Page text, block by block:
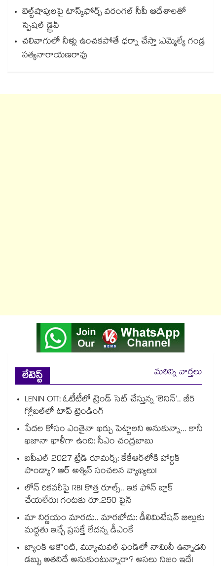
బెల్ట్‌‌‌‌‌‌‌‌‌‌‌‌‌‌‌‌‌‌‌‌‌‌‌‌‌‌‌‌‌‌‌‌షాపులపై టాస్క్‌‌‌‌‌‌‌‌‌‌‌‌‌‌‌‌‌‌‌‌‌‌‌‌‌‌‌‌‌‌‌‌ఫోర్స్ వరంగల్‌‌‌‌‌‌‌‌‌‌‌‌‌‌‌‌‌‌‌‌‌‌‌‌‌‌‌‌‌‌‌‌ సీపీ ఆదేశాలతో
స్పెషల్ డ్రైవ్‌‌‌‌‌‌‌‌‌‌‌‌‌‌‌‌‌‌‌‌‌‌‌‌‌‌‌‌‌‌‌‌
చలివాగులో నీళ్లు ఉంచకపోతే ధర్నా చేస్తా :ఎమ్మెల్యే గండ్ర
సత్యనారాయణరావు
లేటెస్ట్
మరిన్ని వార్తలు
LENIN OTT: ఓటీటీలో ట్రెండ్ సెట్ చేస్తున్న ‘లెనిన్’.. జీ5
గ్లోబల్‌లో టాప్ ట్రెండింగ్
పేదల కోసం ఎంతైనా ఖర్చు పెట్టాలని అనుకున్నా... కానీ
ఖజానా ఖాళీగా ఉంది: సీఎం చంద్రబాబు
ఐపీఎల్ 2027 ట్రేడ్ రూమర్స్: కేకేఆర్‌లోకి హార్దిక్
పాండ్యా? ఆర్ అశ్విన్ సంచలన వ్యాఖ్యలు!
లోన్ రికవరీపై RBI కొత్త రూల్స్.. ఇక ఫోన్ బ్లాక్
చేయలేరు! గంటకు రూ.250 ఫైన్
మా నిర్ణయం మారదు.. మారబోదు: డీలిమిటేషన్ బిల్లుకు
మద్దతు ఇచ్చే ప్రసక్తే లేదన్న డీఎంకే
బ్యాంక్ అకౌంట్, మ్యూచువల్ ఫండ్‌లో నామినీ ఉన్నాడని
డబ్బు అతనిదే అనుకుంటున్నారా? అసలు నిజం ఇదే!